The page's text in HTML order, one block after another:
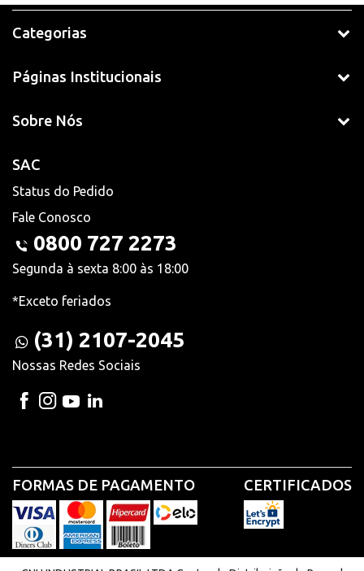
Categorias
Páginas Institucionais
Sobre Nós
SAC
Status do Pedido
Fale Conosco
0800 727 2273
Segunda à sexta 8:00 às 18:00
*Exceto feriados
(31) 2107-2045
Nossas Redes Sociais
FORMAS DE PAGAMENTO CERTIFICADOS